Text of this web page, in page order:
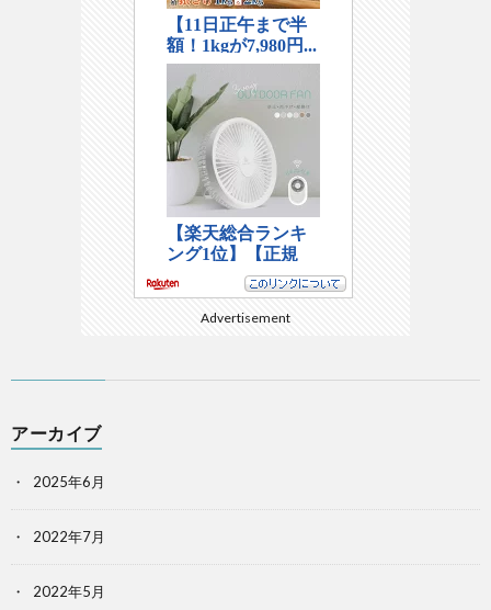
Advertisement
アーカイブ
2025年6月
2022年7月
2022年5月